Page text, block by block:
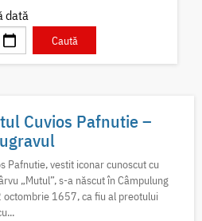
dată
Cuvios Pafnutie –
Pafnutie, vestit iconar cunoscut cu
„Mutul”, s-a născut în Câmpulung
octombrie 1657, ca fiu al preotului